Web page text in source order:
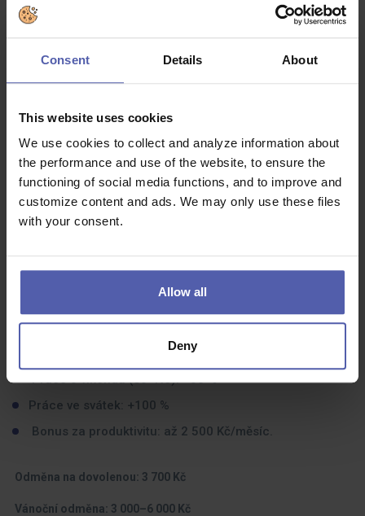
Consent Details About
This website uses cookies
We use cookies to collect and analyze information about
the performance and use of the website, to ensure the
functioning of social media functions, and to improve and
customize content and ads. We may only use these files
with your consent.
Allow all
Deny
Minimálně základní vzdělání.
Manuální zručnost.
Samostatnost, spolehlivost a zodpovědnost.
Co dostanete na oplátku:
Co ti nabízíme?
25 dní dovolené.
Nástupní mzda: 144 Kč/hod.
Příplatek za odpolední směnu: +11 Kč/hod.
Příplatek za noční směnu: 10 %
Přesčas ve všední den: +30 %
Práce o víkendu (So+Ne): +30 %
Práce ve svátek: +100 %
Bonus za produktivitu: až 2 500 Kč/měsíc.
Odměna na dovolenou: 3 700 Kč
Vánoční odměna: 3 000–6 000 Kč